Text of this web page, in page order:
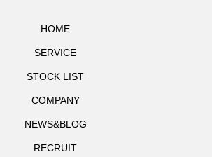
HOME
SERVICE
STOCK LIST
COMPANY
NEWS&BLOG
RECRUIT